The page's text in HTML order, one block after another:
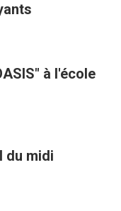
à l'école
du midi